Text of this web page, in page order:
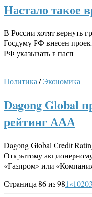
Настало такое
В России хотят вернуть
Госдуму РФ внесен
РФ указывать в пасп
Политика/Экономика
Dagong Global
рейтинг ААА
Dagong Global Credit
Открытому
«Газпром» или
Страница 86 из 981«1020